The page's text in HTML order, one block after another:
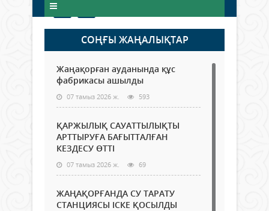
СОҢҒЫ ЖАҢАЛЫҚТАР
Жаңақорған ауданында құс
фабрикасы ашылды
07 тамыз 2026 ж. 593
ҚАРЖЫЛЫҚ САУАТТЫЛЫҚТЫ
АРТТЫРУҒА БАҒЫТТАЛҒАН
КЕЗДЕСУ ӨТТІ
07 тамыз 2026 ж. 69
ЖАҢАҚОРҒАНДА СУ ТАРАТУ
СТАНЦИЯСЫ ІСКЕ ҚОСЫЛДЫ